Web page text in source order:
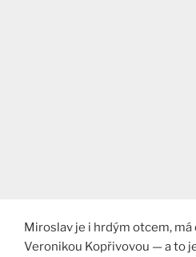
Miroslav je i hrdým otcem,
Veronikou Kopřivovou — a to